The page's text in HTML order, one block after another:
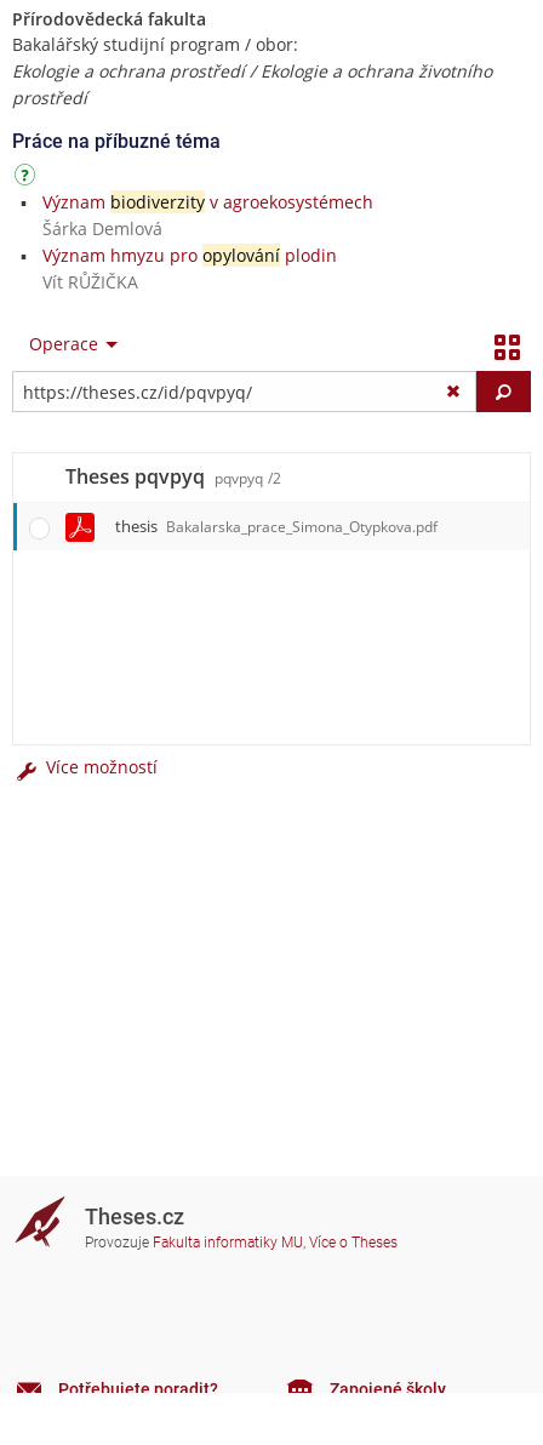
Přírodovědecká fakulta
Bakalářský studijní program / obor:
Ekologie a ochrana prostředí / Ekologie a ochrana životního
prostředí
Práce na příbuzné téma
Význam biodiverzityv agroekosystémech
Šárka Demlová
Význam hmyzu pro opylováníplodin
Vít RŮŽIČKA
Operace
Theses pqvpyq pqvpyq /2
thesis Bakalarska_prace_Simona_Otypkova.pdf
Více možností
Theses.cz
Provozuje Fakulta informatiky MU, Více o Theses
Potřebujete poradit? Zapojené školy